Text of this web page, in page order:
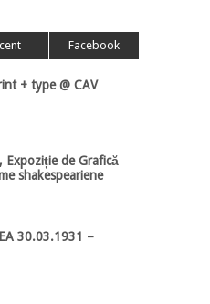
Facebook
+ type @ CAV
Expoziție de Grafică
shakespeariene
30.03.1931 –